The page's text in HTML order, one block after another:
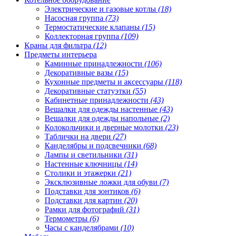
Электрические и газовые котлы (18)
Насосная группа (73)
Термостатические клапаны (15)
Коллекторная группа (109)
Краны для фильтра (12)
Предметы интерьера
Каминные принадлежности (106)
Декоративные вазы (15)
Кухонные предметы и аксессуары (118)
Декоративные статуэтки (55)
Кабинетные принадлежности (43)
Вешалки для одежды настенные (43)
Вешалки для одежды напольные (2)
Колокольчики и дверные молотки (23)
Таблички на двери (27)
Канделябры и подсвечники (68)
Лампы и светильники (31)
Настенные ключницы (14)
Столики и этажерки (21)
Эксклюзивные ложки для обуви (7)
Подставки для зонтиков (6)
Подставки для картин (20)
Рамки для фотографий (31)
Термометры (6)
Часы с канделябрами (10)